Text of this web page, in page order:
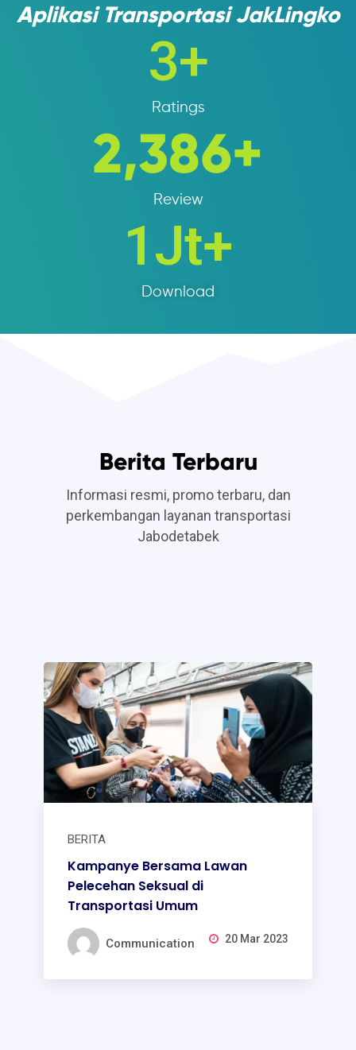
Aplikasi Transportasi JakLingko
Ratings
3+
Review
2,386+
Download
1Jt+
Berita Terbaru
Informasi resmi, promo terbaru, dan
perkembangan layanan transportasi
Jabodetabek
BERITA
Kampanye Bersama Lawan
Pelecehan Seksual di
Transportasi Umum
Communication 20 Mar 2023